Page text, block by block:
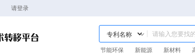
请登录
节能环保 新能源 新材料